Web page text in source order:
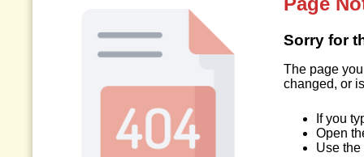
Sorry for
The page
changed, or
If you
Open
Use